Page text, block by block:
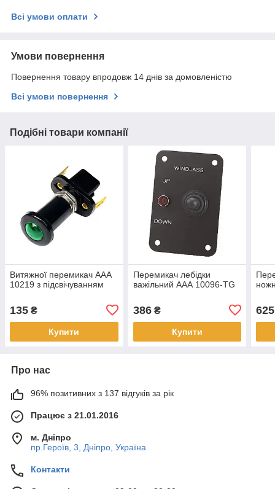
Всі умови оплати
Умови повернення
Повернення товару впродовж 14 днів за домовленістю
Всі умови повернення
Подібні товари компанії
Витяжної перемикач ААА
10219 з підсвічуванням
135 ₴
Купити
Перемикач лебідки
важільний ААА 10096-TG
386₴
Купити
625
Про нас
96% позитивних з 137 відгуків за рік
Працює з 21.01.2016
м. Дніпро
пр.Героїв, 3, Дніпро, Україна
Контакти